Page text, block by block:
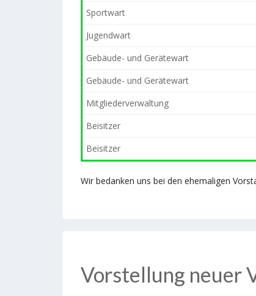
Sportwart
Jugendwart
Gebäude- und Gerätewart
Gebäude- und Gerätewart
Mitgliederverwaltung
Beisitzer
Beisitzer
Wir bedanken uns bei den ehemaligen
Vorstellung neuer